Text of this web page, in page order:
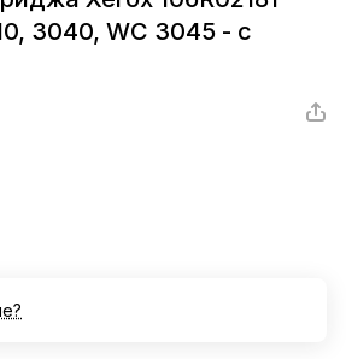
3040, WC 3045 - с